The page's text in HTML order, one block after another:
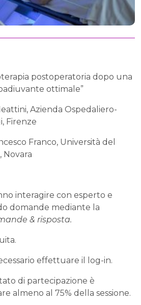
postoperatoria dopo una
ottimale”
Azienda Ospedaliero-
Firenze
Franco, Università del
Novara
interagire con esperto e
domande mediante la
& risposta.
effettuare il log-in.
di partecipazione è
almeno al 75% della sessione.